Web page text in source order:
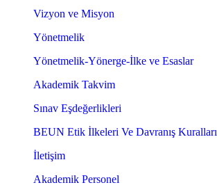
Vizyon ve Misyon
Yönetmelik
Yönetmelik-Yönerge-İlke ve Esaslar
Akademik Takvim
Sınav Eşdeğerlikleri
BEUN Etik İlkeleri Ve Davranış Kuralları
İletişim
Akademik Personel